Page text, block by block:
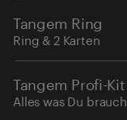
Tangem Ring
Ring & 2 Karten
Tangem Profi-Kit
Alles was Du